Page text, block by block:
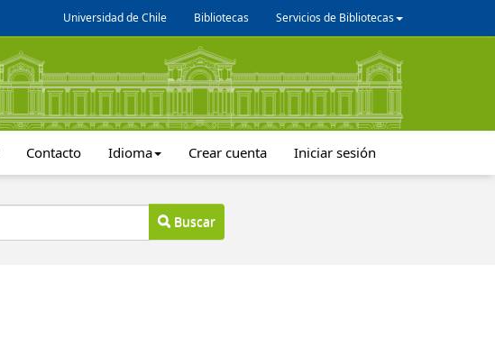
Universidad de Chile Bibliotecas Servicios de Bibliotecas
Contacto Idioma Crear cuenta Iniciar sesión
Buscar